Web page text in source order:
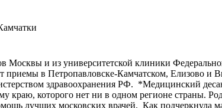
Москвы и из университетской клиники
в Петропавловске-Камчатском, Елизово и
здравоохранения РФ. *Медицинский
которого нет ни в одном регионе страны.
лучших московских врачей. Как подчеркнула